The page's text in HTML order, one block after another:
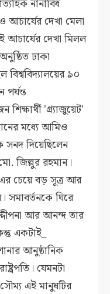
নানাবিধ
আচার্যের দেখা মেলা
আচার্যের দেখা মিলল
ঢাকা
বিশ্ববিদ্যালয়ের ৯০
'গ্র্যাজুয়েট'
মধ্যে আমিও
দিয়েছিলেন
জিল্লুর রহমান।
এর চেয়ে বড় সূত্র আর
ঘিরে
আর আনন্দ তার
একটাই_
আনুষ্ঠানিক
যেমনটা
এই মানুষটির